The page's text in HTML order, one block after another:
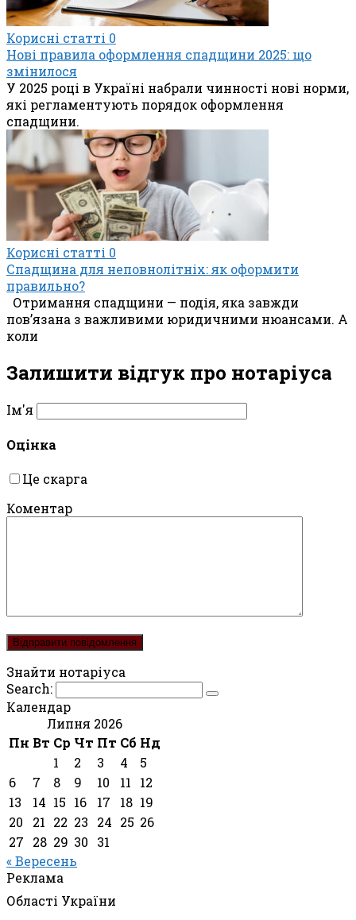
Корисні статті 0
Нові правила оформлення спадщини 2025: що
змінилося
У 2025 році в Україні набрали чинності нові норми,
які регламентують порядок оформлення
спадщини.
Корисні статті 0
Спадщина для неповнолітніх: як оформити
правильно?
Отримання спадщини — подія, яка завжди
пов’язана з важливими юридичними нюансами. А
коли
Залишити відгук про нотаріуса
Ім'я
Оцінка
Це скарга
Коментар
Знайти нотаріуса
Search:
Календар
Липня 2026
Пн Вт Ср Чт Пт Сб Нд
1
2 3 4
5
6
7 8 9 10 11
12
13
14 15 16 17 18 19
20
21 22 23 24 25 26
27
28 29 30
31
« Вересень
Реклама
Області України